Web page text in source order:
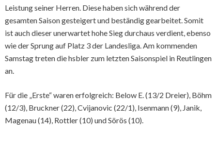
Leistung seiner Herren. Diese haben sich während der
gesamten Saison gesteigert und beständig gearbeitet. Somit
ist auch dieser unerwartet hohe Sieg durchaus verdient, ebenso
wie der Sprung auf Platz 3 der Landesliga. Am kommenden
Samstag treten die hsbler zum letzten Saisonspiel in Reutlingen
an.
Für die „Erste“ waren erfolgreich: Below E. (13/2 Dreier), Böhm
(12/3), Bruckner (22), Cvijanovic (22/1), Isenmann (9), Janik,
Magenau (14), Rottler (10) und Sörös (10).